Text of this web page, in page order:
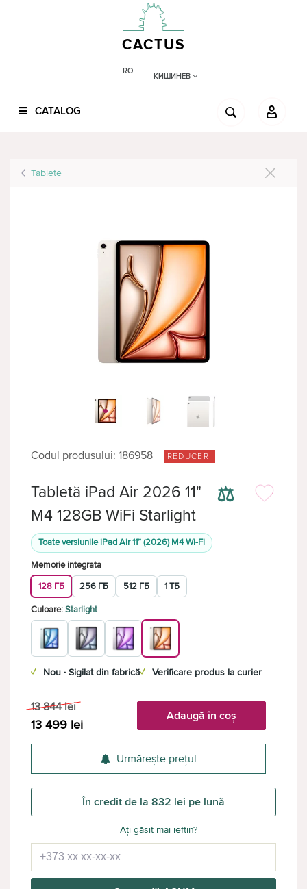
CACTUS
RO
КИШИНЕВ
CATALOG
Tablete
Codul produsului: 186958 REDUCERI
⚖
Tabletă iPad Air 2026 11"
M4 128GB WiFi Starlight
Toate versiunile iPad Air 11” (2026) M4 Wi-Fi
Memorie integrata
128 ГБ
256 ГБ 512 ГБ 1 ТБ
Culoare:Starlight
✓ Nou · Sigilat din fabrică✓ Verificare produs la curier
13 844 lei
13 499 lei
Adaugă în coș
Urmărește prețul
În credit de la 832 lei pe lună
Ați găsit mai ieftin?